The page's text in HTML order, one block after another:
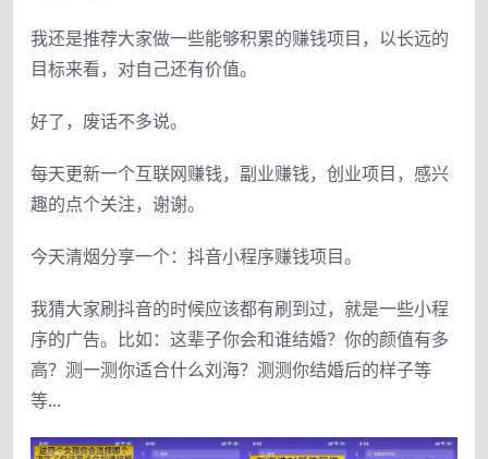
我还是推荐大家做一些能够积累的赚钱项目，以长远的
目标来看，对自己还有价值。
好了，废话不多说。
每天更新一个互联网赚钱，副业赚钱，创业项目，感兴
趣的点个关注，谢谢。
今天清烟分享一个：抖音小程序赚钱项目。
我猜大家刷抖音的时候应该都有刷到过，就是一些小程
序的广告。比如：这辈子你会和谁结婚？你的颜值有多
高？测一测你适合什么刘海？测测你结婚后的样子等
等...